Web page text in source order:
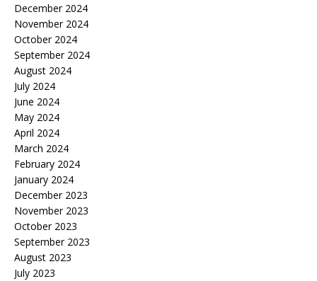
December 2024
November 2024
October 2024
September 2024
August 2024
July 2024
June 2024
May 2024
April 2024
March 2024
February 2024
January 2024
December 2023
November 2023
October 2023
September 2023
August 2023
July 2023